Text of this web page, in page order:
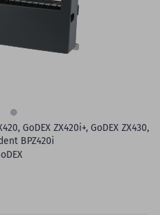
GoDEX ZX420i+, GoDEX ZX430,
BPZ420i